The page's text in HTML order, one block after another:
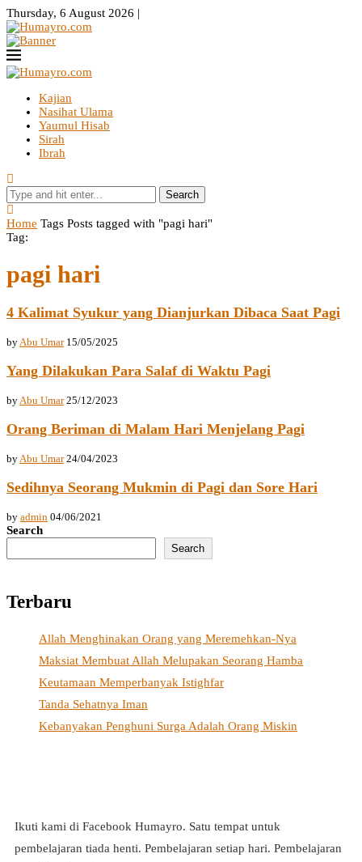
Thursday, 6 August 2026 |
Kajian
Nasihat Ulama
Yaumul Hisab
Sirah
Ibrah
Search
Home Tags Posts tagged with "pagi hari"
Tag:
pagi hari
4 Kalimat Syukur yang Dianjurkan Dibaca Saat Pagi
by Abu Umar 15/05/2025
Yang Dilakukan Para Salaf di Waktu Pagi
by Abu Umar 25/12/2023
Orang Beriman di Malam Hari Menjelang Pagi
by Abu Umar 24/04/2023
Sedihnya Seorang Mukmin di Pagi dan Sore Hari
by admin 04/06/2021
Search
Search
Terbaru
Allah Menghinakan Orang yang Meremehkan-Nya
Maksiat Membuat Allah Melupakan Seorang Hamba
Keutamaan Memperbanyak Istighfar
Tanda Sehatnya Iman
Kebanyakan Penghuni Surga Adalah Orang Miskin
Ikuti kami di Facebook Humayro. Satu tempat untuk
pembelajaran tiada henti. Pembelajaran setiap hari. Pembelajaran